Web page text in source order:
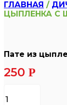
ГЛАВНАЯ /
ЦЫПЛЕНКА С
Пате из
250 Р
товара